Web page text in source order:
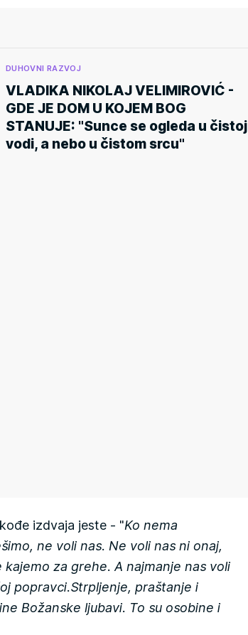
DUHOVNI RAZVOJ
VLADIKA NIKOLAJ VELIMIROVIĆ -
GDE JE DOM U KOJEM BOG
STANUJE: "Sunce se ogleda u čistoj
vodi, a nebo u čistom srcu"
izdvaja jeste - "Ko nema
ne voli nas. Ne voli nas ni onaj,
za grehe. A najmanje nas voli
popravci.Strpljenje, praštanje i
Božanske ljubavi. To su osobine i